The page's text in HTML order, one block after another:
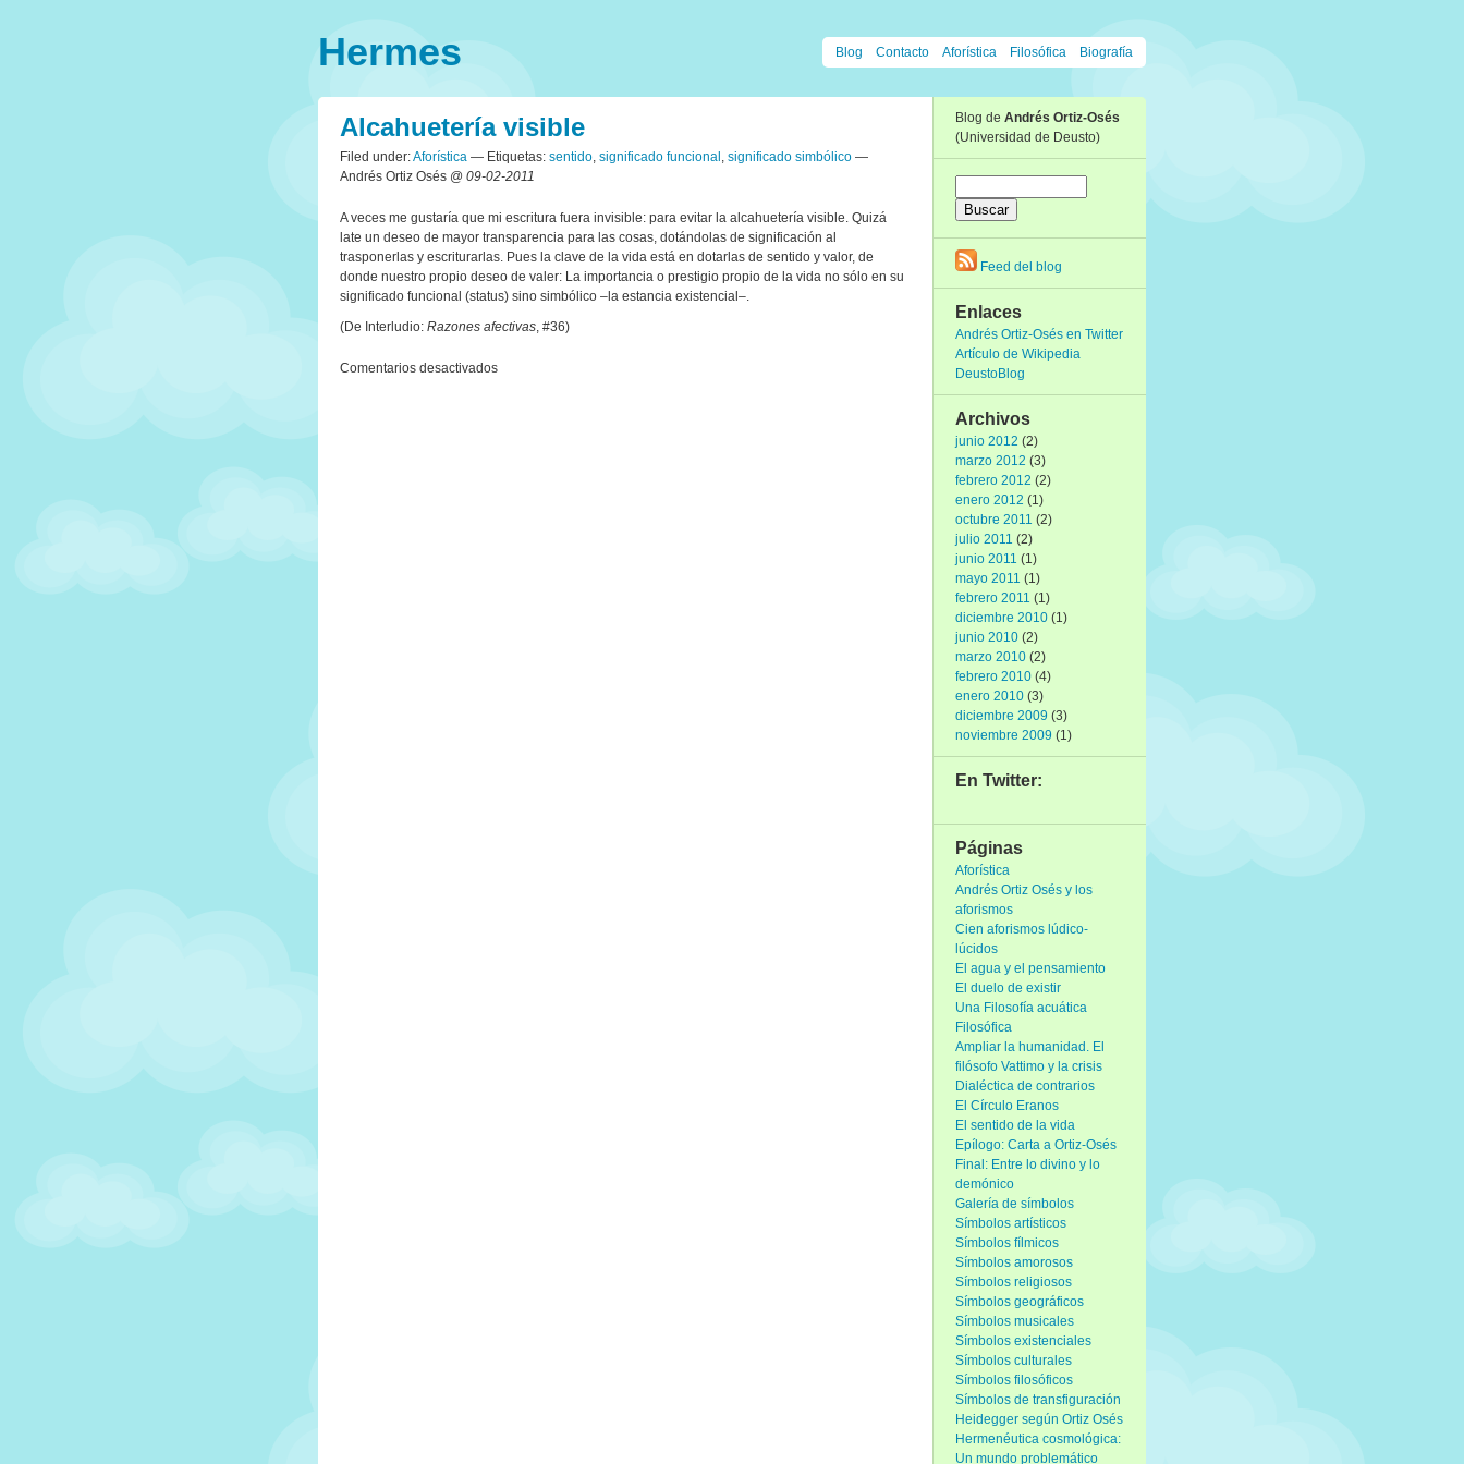
Hermes Blog Contacto Aforística Filosófica Biografía
Alcahuetería visible
Filed under:Aforística — Etiquetas: sentido, significado funcional , significado simbólico —
Andrés Ortiz Osés @ 09-02-2011
A veces me gustaría que mi escritura fuera invisible: para evitar la alcahuetería visible. Quizá
late un deseo de mayor transparencia para las cosas, dotándolas de significación al
trasponerlas y escriturarlas. Pues la clave de la vida está en dotarlas de sentido y valor, de
donde nuestro propio deseo de valer: La importancia o prestigio propio de la vida no sólo en su
significado funcional (status) sino simbólico –la estancia existencial–.
(De Interludio: Razones afectivas, #36)
Comentarios desactivadosen
Blog de Andrés Ortiz-Osés
(Universidad de Deusto)
Feed del blog
Enlaces
Andrés Ortiz-Osés en Twitter
Artículo de Wikipedia
DeustoBlog
Archivos
junio 2012 (2)
marzo 2012 (3)
febrero 2012 (2)
enero 2012 (1)
octubre 2011 (2)
julio 2011 (2)
junio 2011 (1)
mayo 2011 (1)
febrero 2011 (1)
diciembre 2010 (1)
junio 2010 (2)
marzo 2010 (2)
febrero 2010 (4)
enero 2010 (3)
diciembre 2009 (3)
noviembre 2009 (1)
En Twitter:
Páginas
Aforística
Andrés Ortiz Osés y los
aforismos
Cien aforismos lúdico-
lúcidos
El agua y el pensamiento
El duelo de existir
Una Filosofía acuática
Filosófica
Ampliar la humanidad. El
filósofo Vattimo y la crisis
Dialéctica de contrarios
El Círculo Eranos
El sentido de la vida
Epílogo: Carta a Ortiz-Osés
Final: Entre lo divino y lo
demónico
Galería de símbolos
Símbolos artísticos
Símbolos fílmicos
Símbolos amorosos
Símbolos religiosos
Símbolos geográficos
Símbolos musicales
Símbolos existenciales
Símbolos culturales
Símbolos filosóficos
Símbolos de transfiguración
Heidegger según Ortiz Osés
Hermenéutica cosmológica:
Un mundo problemático